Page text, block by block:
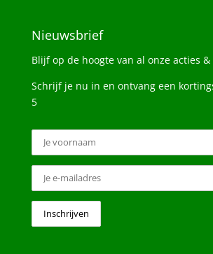
Nieuwsbrief
Blijf op de hoogte van al onze acties
Schrijf je nu in en ontvang een
5